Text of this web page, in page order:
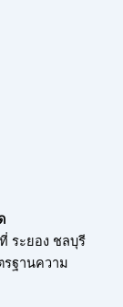
ระยอง ชลบุรี
ฐานความ